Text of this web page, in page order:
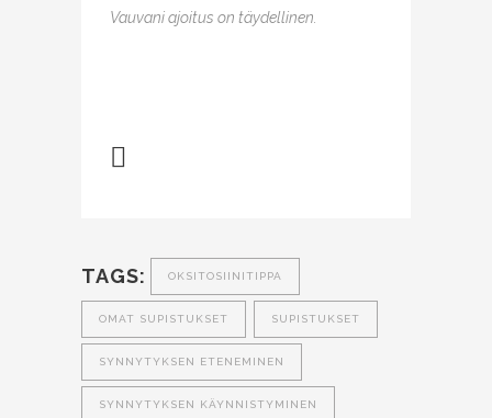
Vauvani ajoitus on täydellinen.
TAGS: OKSITOSIINITIPPA
OMAT SUPISTUKSET SUPISTUKSET
SYNNYTYKSEN ETENEMINEN
SYNNYTYKSEN KÄYNNISTYMINEN